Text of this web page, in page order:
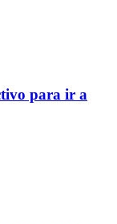
para ir a